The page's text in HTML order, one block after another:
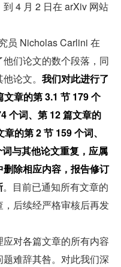
4 月 2 日在 arXiv 网站
员 Nicholas Carlini 在
们论文的数个段落，同
论文。 我们对此进行了
章的第 3.1 节 179 个
个词、第 12 篇文章的
的第 2 节 159 个词、
与其他论文重复，应属
除相应内容，报告修订
。目前已通知所有文章的
后续经严格审核后再发
对各篇文章的所有内容
难辞其咎。对此我们深